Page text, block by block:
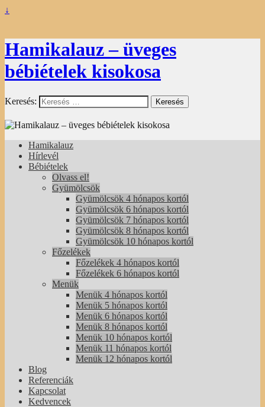
↓
Hamikalauz – üveges
bébiételek kisokosa
Keresés:
Hamikalauz
Hírlevél
Bébiételek
Olvass el!
Gyümölcsök
Gyümölcsök 4 hónapos kortól
Gyümölcsök 6 hónapos kortól
Gyümölcsök 7 hónapos kortól
Gyümölcsök 8 hónapos kortól
Gyümölcsök 10 hónapos kortól
Főzelékek
Főzelékek 4 hónapos kortól
Főzelékek 6 hónapos kortól
Menük
Menük 4 hónapos kortól
Menük 5 hónapos kortól
Menük 6 hónapos kortól
Menük 8 hónapos kortól
Menük 10 hónapos kortól
Menük 11 hónapos kortól
Menük 12 hónapos kortól
Blog
Referenciák
Kapcsolat
Kedvencek